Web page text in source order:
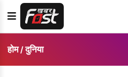
होम/ दुनिया